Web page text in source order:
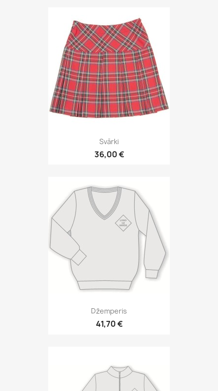
Svārki
36,00 €
Džemperis
41,70 €